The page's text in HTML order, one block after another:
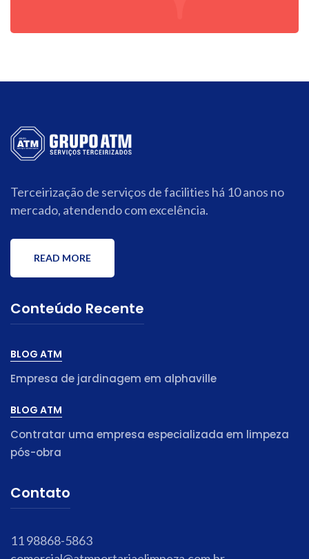
Terceirização de serviços de facilities há 10 anos no
mercado, atendendo com excelência.
READ MORE
Conteúdo Recente
BLOG ATM
Empresa de jardinagem em alphaville
BLOG ATM
Contratar uma empresa especializada em limpeza
pós-obra
Contato
11 98868-5863